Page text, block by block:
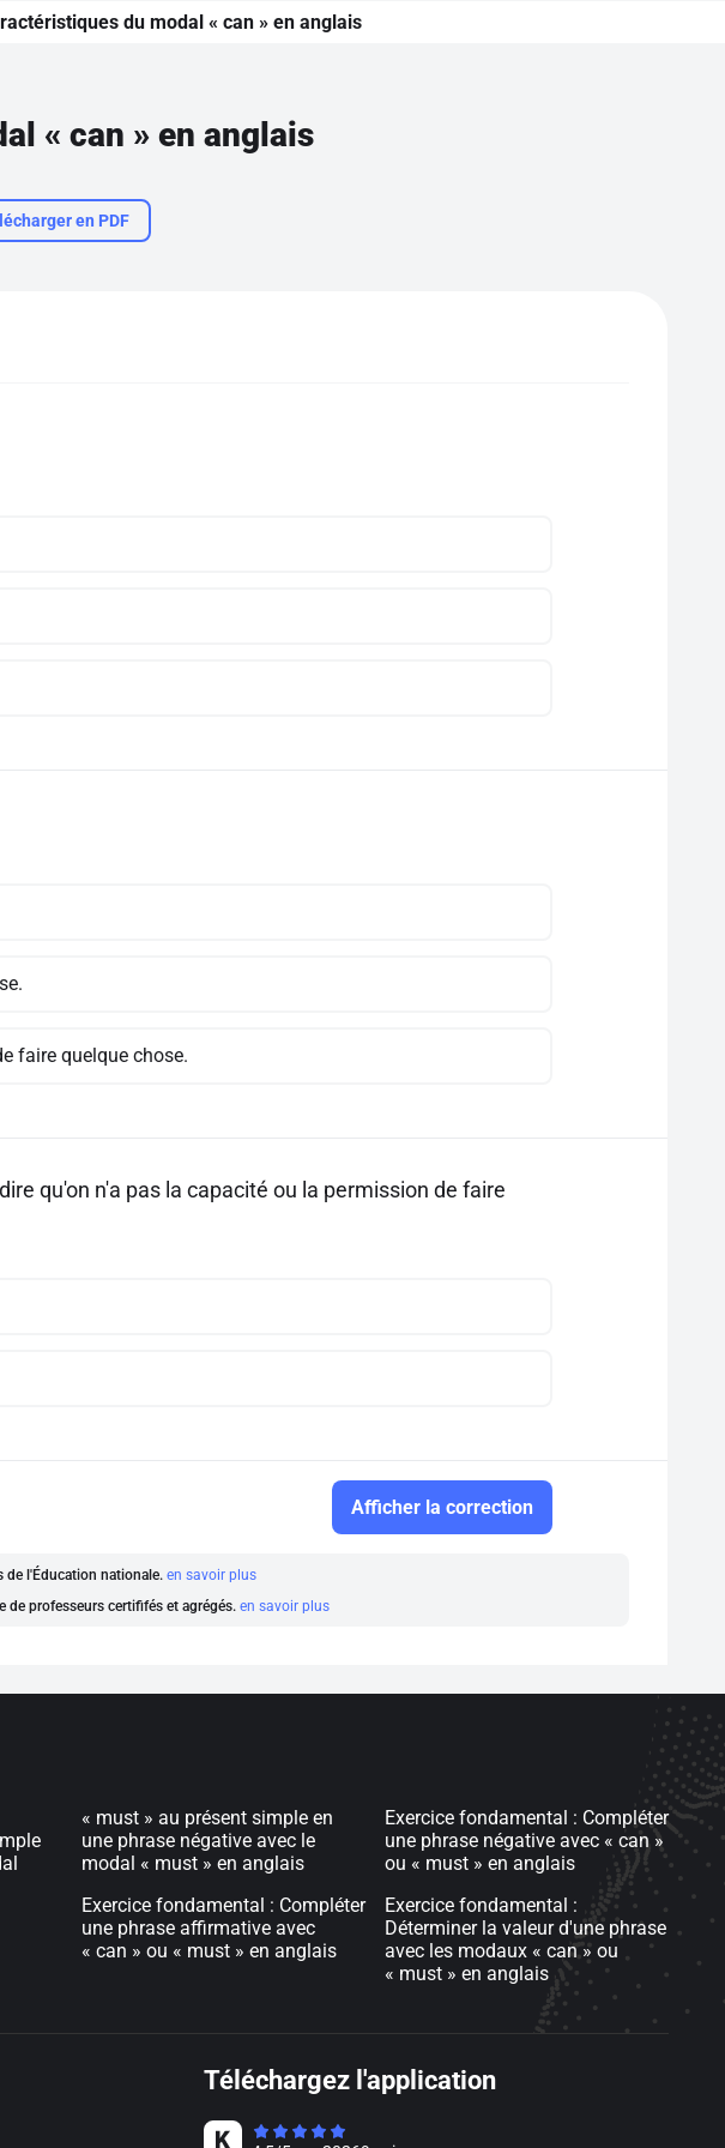
du modal « can » en anglais
« can » en anglais
en PDF
faire quelque chose.
qu'on n'a pas la capacité ou la permission de faire
Afficher la correction
de l'Éducation nationale. en savoir plus
de professeurs certififés et agrégés. en savoir plus
« must » au présent simple en
une phrase négative avec le
modal « must » en anglais
Exercice fondamental : Compléter
une phrase affirmative avec
« can » ou « must » en anglais
Exercice fondamental : Compléter
une phrase négative avec « can »
ou « must » en anglais
Exercice fondamental :
Déterminer la valeur d'une phrase
avec les modaux « can » ou
« must » en anglais
Téléchargez l'application